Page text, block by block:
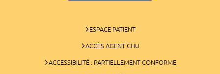
ESPACE PATIENT
ACCÈS AGENT CHU
ACCESSIBILITÉ : PARTIELLEMENT CONFORME